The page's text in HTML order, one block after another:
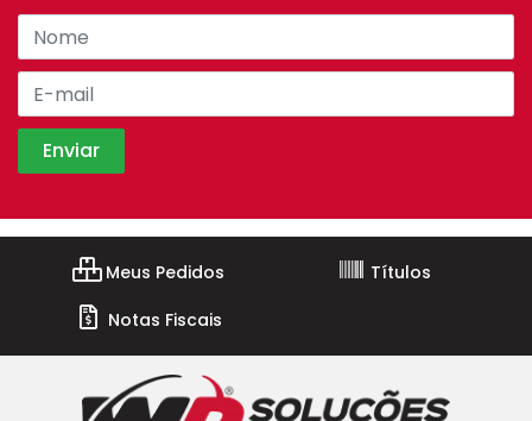
Meus Pedidos
Títulos
Notas Fiscais